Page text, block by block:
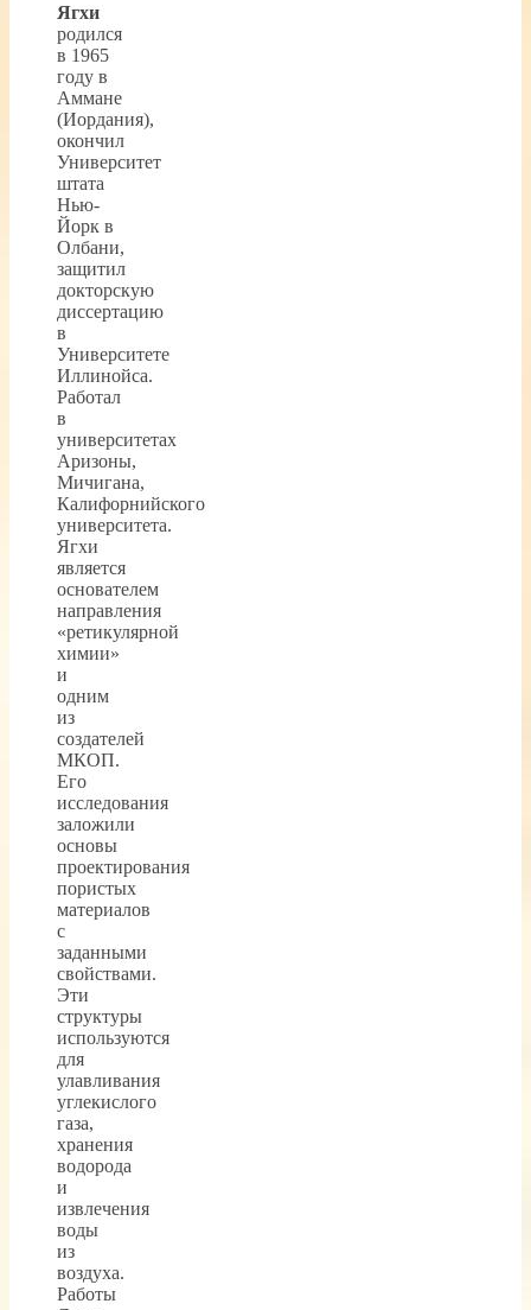
Ягхи
родился
в 1965
году в
Аммане
(Иордания),
окончил
Университет
штата
Нью-
Йорк в
Олбани,
защитил
докторскую
диссертацию
в
Университете
Иллинойса.
Работал
в
университетах
Аризоны,
Мичигана,
Калифорнийского
университета.
Ягхи
является
основателем
направления
«ретикулярной
химии»
и
одним
из
создателей
МКОП.
Его
исследования
заложили
основы
проектирования
пористых
материалов
с
заданными
свойствами.
Эти
структуры
используются
для
улавливания
углекислого
газа,
хранения
водорода
и
извлечения
воды
из
воздуха.
Работы